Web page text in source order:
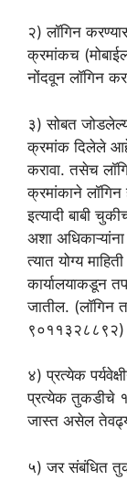
२) लॉगिन
क्रमांकच
नोंदवून लॉगिन
३) सोबत
क्रमांक दिलेले
करावा. तसेच
क्रमांकाने
इत्यादी बाबी
अशा
त्यात योग्य
कार्यालयाकडून
जातील. (लॉगिन
९०११३२८८९२)
४) प्रत्येक
प्रत्येक तुकडीचे
जास्त असेल तेवढ्या
५) जर संबंधित